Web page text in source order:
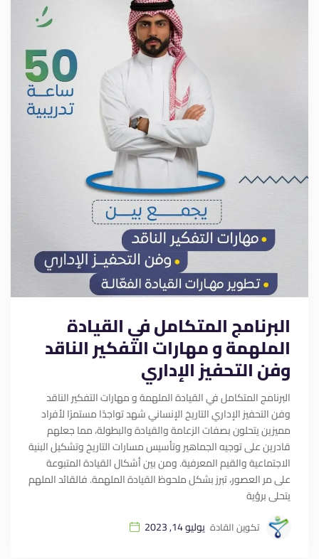
البرنامج المتكامل في القيادة
الملهمة و مهارات التفكير الناقد
وفن التحفيز الإداري
البرنامج المتكامل في القيادة الملهمة و مهارات التفكير الناقد
وفن التحفيز الإداري التاريخ الإنساني شهد تواجدًا مستمرًا لأفراد
مميزين يتحلون بصفات الزعامة والقيادة والبطولة، مما جعلهم
قادرين على توجيه الجماهير وتأسيس مسارات التاريخ وتشكيل البنية
الاجتماعية والقيم المعرفية. ومن بين أشكال القيادة المتبوعة
على مر العصور، تبرز بشكل ملحوظ القيادة الملهمة. فالقائد الملهم
يتحلى برؤية
تكوين القادة يوليو 14, 2023